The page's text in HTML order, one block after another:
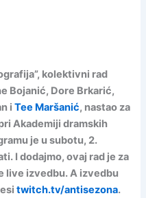
kolektivni rad
Bojanić, Dore Brkarić,
i Tee Maršanić, nastao za
Akademiji dramskih
je u subotu, 2.
I dodajmo, ovaj rad je za
live izvedbu. A izvedbu
twitch.tv/antisezona.